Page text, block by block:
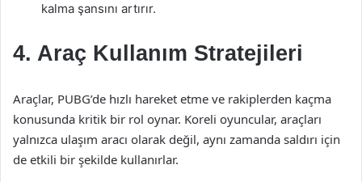
kalma şansını artırır.
4. Araç Kullanım Stratejileri
Araçlar, PUBG’de hızlı hareket etme ve rakiplerden kaçma
konusunda kritik bir rol oynar. Koreli oyuncular, araçları
yalnızca ulaşım aracı olarak değil, aynı zamanda saldırı için
de etkili bir şekilde kullanırlar.